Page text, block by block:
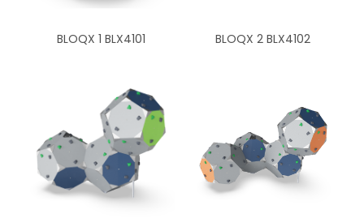
BLOQX 1 BLX4101 BLOQX 2 BLX4102